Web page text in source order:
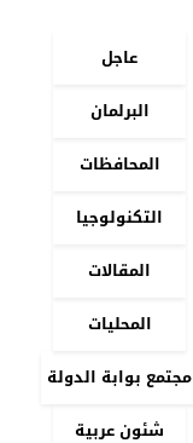
عاجل
البرلمان
المحافظات
التكنولوجيا
المقالات
المحليات
مجتمع بوابة الدولة
شئون عربية